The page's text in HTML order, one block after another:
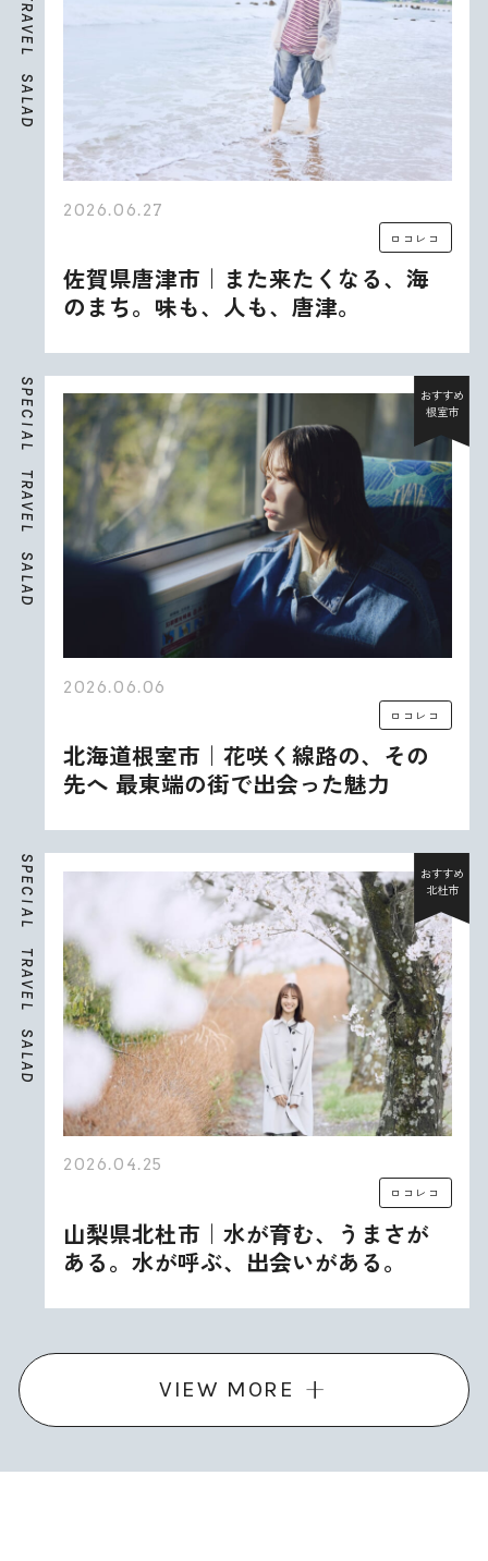
R
A
V
E
L
S
A
L
A
D
2026.06.27
ロコレコ
佐賀県唐津市｜また来たくなる、海
のまち。味も、人も、唐津。
S
P
E
C
I
A
L
T
R
A
V
E
L
S
A
L
A
D
おすすめ
根室市
2026.06.06
ロコレコ
北海道根室市｜花咲く線路の、その
先へ 最東端の街で出会った魅力
S
P
E
C
I
A
L
T
R
A
V
E
L
S
A
L
A
D
おすすめ
北杜市
2026.04.25
ロコレコ
山梨県北杜市｜水が育む、うまさが
ある。水が呼ぶ、出会いがある。
VIEW MORE